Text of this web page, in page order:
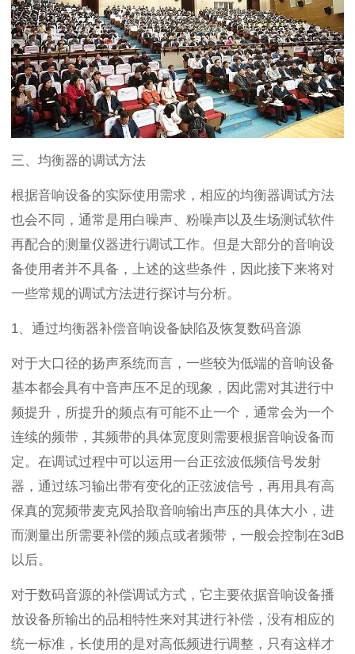
三、均衡器的调试方法
根据音响设备的实际使用需求，相应的均衡器调试方法
也会不同，通常是用白噪声、粉噪声以及生场测试软件
再配合的测量仪器进行调试工作。但是大部分的音响设
备使用者并不具备，上述的这些条件，因此接下来将对
一些常规的调试方法进行探讨与分析。
1、通过均衡器补偿音响设备缺陷及恢复数码音源
对于大口径的扬声系统而言，一些较为低端的音响设备
基本都会具有中音声压不足的现象，因此需对其进行中
频提升，所提升的频点有可能不止一个，通常会为一个
连续的频带，其频带的具体宽度则需要根据音响设备而
定。在调试过程中可以运用一台正弦波低频信号发射
器，通过练习输出带有变化的正弦波信号，再用具有高
保真的宽频带麦克风拾取音响输出声压的具体大小，进
而测量出所需要补偿的频点或者频带，一般会控制在3dB
以后。
对于数码音源的补偿调试方式，它主要依据音响设备播
放设备所输出的品相特性来对其进行补偿，没有相应的
统一标准，长使用的是对高低频进行调整，只有这样才